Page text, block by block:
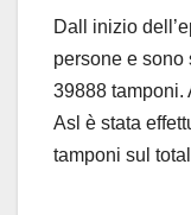
Dall inizio
persone e sono
39888 tamponi.
Asl è stata
tamponi sul